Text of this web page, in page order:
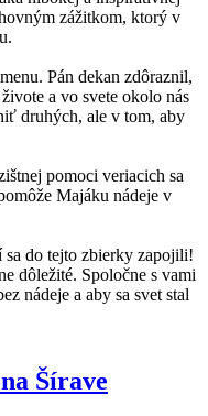
zážitkom, ktorý v
Pán dekan zdôraznil,
a vo svete okolo nás
druhých, ale v tom, aby
pomoci veriacich sa
Majáku nádeje v
sa do tejto zbierky zapojili!
dôležité. Spoločne s vami
nádeje a aby sa svet stal
Šírave